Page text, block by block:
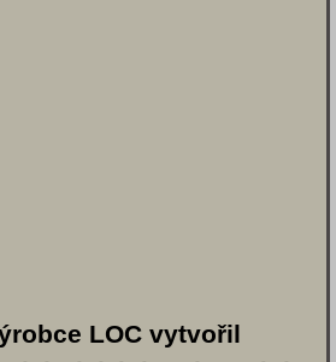
LOC vytvořil